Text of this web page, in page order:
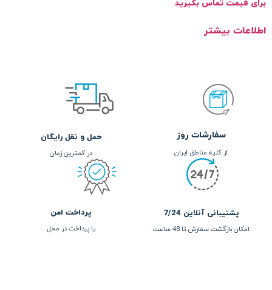
قیمت تماس بگیرید
بیشتر
سفارشات روز
از کلیه مناطق ایران
حمل و نقل رایگان
در کمترین زمان
پشتیبانی آنلاین 7/24
امکان بازگشت سفارش تا 48 ساعت
پرداخت امن
یا پرداخت در محل